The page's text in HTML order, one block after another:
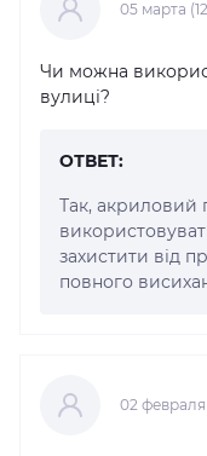
05 марта
Чи можна
вулиці?
ОТВЕТ:
Так, акриловий
захистити від
повного
02 февраля